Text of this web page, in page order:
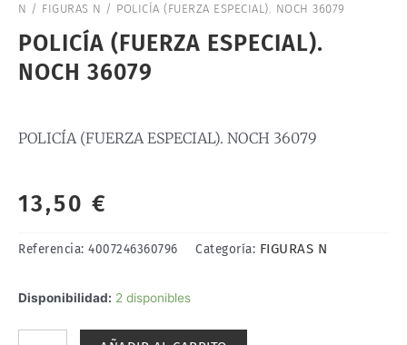
N / FIGURAS N / POLICÍA (FUERZA ESPECIAL). NOCH 36079
POLICÍA (FUERZA ESPECIAL).
NOCH 36079
POLICÍA (FUERZA ESPECIAL). NOCH 36079
13,50 €
Referencia: 4007246360796 Categoría: FIGURAS N
Disponibilidad: 2 disponibles
POLICÍA